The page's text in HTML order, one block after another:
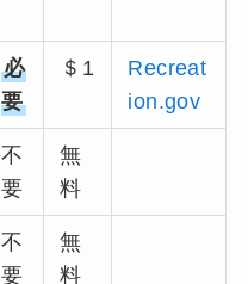
必
要
＄1
Recreat
ion.gov
不
要
無
料
不
要
無
料